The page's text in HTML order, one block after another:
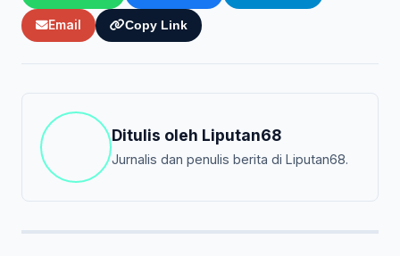
Email Copy Link
Ditulis oleh Liputan68
Jurnalis dan penulis berita di Liputan68.